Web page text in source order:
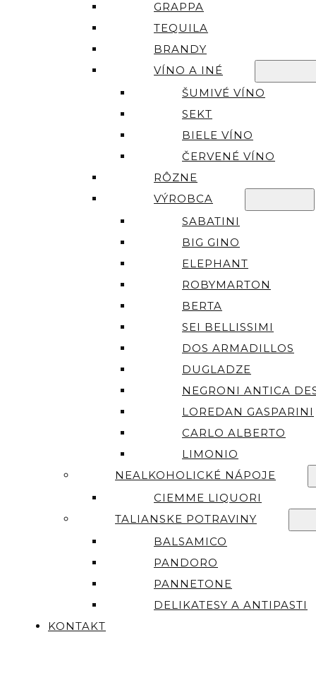
GRAPPA
TEQUILA
BRANDY
VÍNO A INÉ
ŠUMIVÉ VÍNO
SEKT
BIELE VÍNO
ČERVENÉ VÍNO
RÔZNE
VÝROBCA
SABATINI
BIG GINO
ELEPHANT
ROBYMARTON
BERTA
SEI BELLISSIMI
DOS ARMADILLOS
DUGLADZE
NEGRONI ANTICA
LOREDAN GASPARINI
CARLO ALBERTO
LIMONIO
NEALKOHOLICKÉ NÁPOJE
CIEMME LIQUORI
TALIANSKE POTRAVINY
BALSAMICO
PANDORO
PANNETONE
DELIKATESY A ANTIPASTI
KONTAKT